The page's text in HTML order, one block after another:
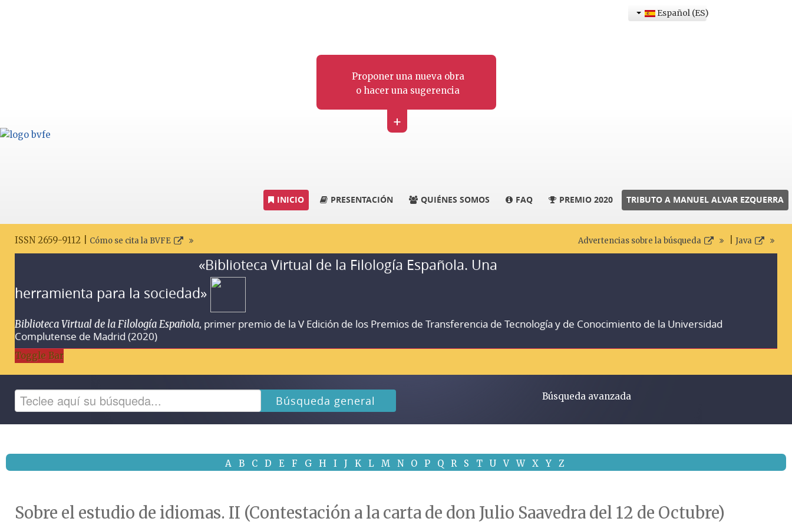
Proponer una nueva obra
o hacer una sugerencia
+
Español (ES)
INICIO PRESENTACIÓN QUIÉNES SOMOS FAQ PREMIO 2020 TRIBUTO A MANUEL ALVAR EZQUERRA
ISSN 2659-9112 | Cómo se cita la BVFE Advertencias sobre la búsqueda Java
«Biblioteca Virtual de la Filología Española. Una
herramienta para la sociedad»
Biblioteca Virtual de la Filología Española, primer premio de la V Edición de los Premios de Transferencia de Tecnología y de Conocimiento de la Universidad
Complutense de Madrid (2020)
Toggle Bar
Búsqueda general Búsqueda avanzada
A B C D E F G H I J K L M N O P Q R S T U V W X Y Z
Sobre el estudio de idiomas. II (Contestación a la carta de don Julio Saavedra del 12 de Octubre)